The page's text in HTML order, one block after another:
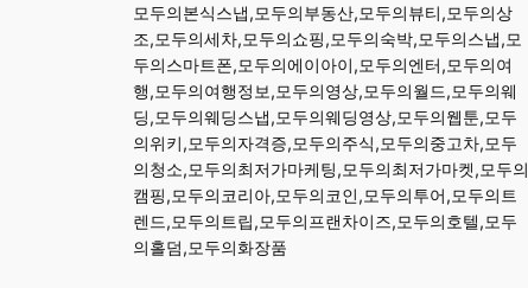
모두의본식스냅,모두의부동산,모두의뷰티,모두의상
조,모두의세차,모두의쇼핑,모두의숙박,모두의스냅,모
두의스마트폰,모두의에이아이,모두의엔터,모두의여
행,모두의여행정보,모두의영상,모두의월드,모두의웨
딩,모두의웨딩스냅,모두의웨딩영상,모두의웹툰,모두
의위키,모두의자격증,모두의주식,모두의중고차,모두
의청소,모두의최저가마케팅,모두의최저가마켓,모두의
캠핑,모두의코리아,모두의코인,모두의투어,모두의트
렌드,모두의트립,모두의프랜차이즈,모두의호텔,모두
의홀덤,모두의화장품